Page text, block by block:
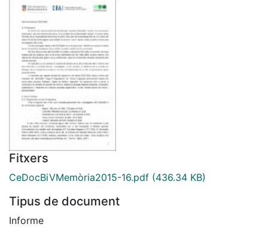
Fitxers
CeDocBiVMemòria2015-16.pdf (436.34 KB)
Tipus de document
Informe